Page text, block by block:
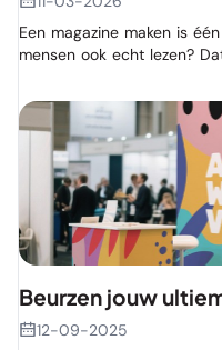
Een magazine maken is
mensen ook echt lezen?
Beurzen jouw
12-09-2025